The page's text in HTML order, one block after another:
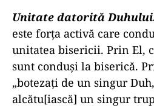
Unitate datorită
este forţa activă care
unitatea bisericii. Prin El,
sunt conduşi la biserică.
„botezaţi de un singur
alcătu[iască] un singur